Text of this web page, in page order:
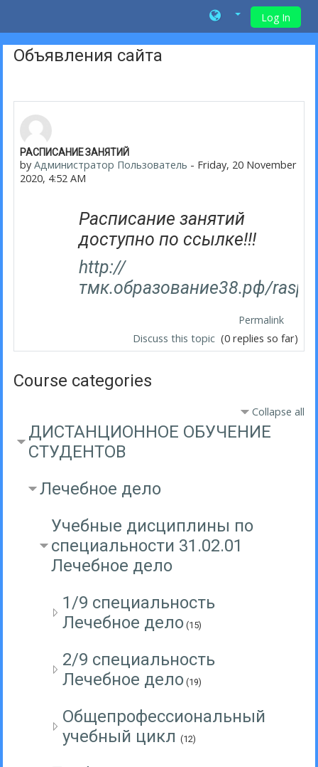
Skip to main content
Log In
Объявления сайта
РАСПИСАНИЕ ЗАНЯТИЙ
byАдминистратор Пользователь - Friday, 20 November
2020, 4:52 AM
Расписание занятий
доступно по ссылке!!!
http://
тмк.образование38.рф/
Permalink
Discuss this topic (0 replies so far)
Course categories
Collapse all
ДИСТАНЦИОННОЕ ОБУЧЕНИЕ
СТУДЕНТОВ
Лечебное дело
Учебные дисциплины по
специальности 31.02.01
Лечебное дело
1/9 специальность
Лечебное дело (15)
2/9 специальность
Лечебное дело (19)
Общепрофессиональный
учебный цикл(12)